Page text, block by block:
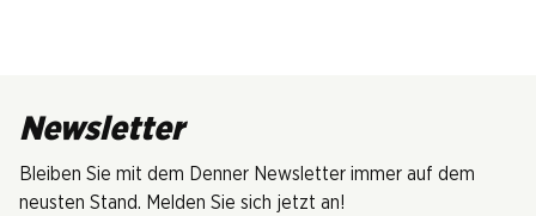
Newsletter
Bleiben Sie mit dem Denner Newsletter immer auf dem
neusten Stand. Melden Sie sich jetzt an!